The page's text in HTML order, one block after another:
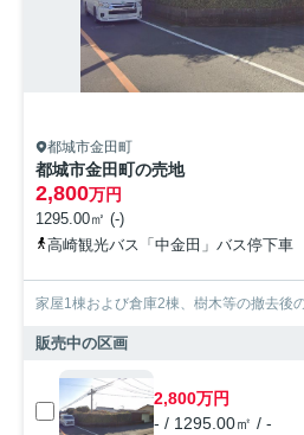
都城市金田町
都城市金田町の売地
2,800万円
1295.00㎡ (-)
高崎観光バス「中金田」バス停下
家屋1棟および倉庫2棟、樹木等の撤去後
販売中の区画
2,800万円
- / 1295.00㎡ / -